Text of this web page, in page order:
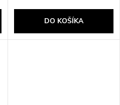
DO KOŠÍKA